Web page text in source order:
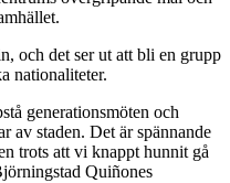
och det ser ut att bli en grupp
nationaliteter.
generationsmöten och
av staden. Det är spännande
trots att vi knappt hunnit gå
Quiñones